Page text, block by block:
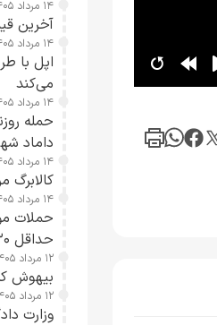
۱۴ مرداد ۱۴۰۵ / ۱۵:۴۹
آخرین قیمت
۱۴ مرداد ۱۴۰۵ / ۱۲:۱۵
اپل با
می‌کند
۱۴ مرداد ۱۴۰۵ / ۱۰:۰۵
حمله
داماد
۱۴ مرداد ۱۴۰۵ / ۰۸:۰۰
کالابرگ مرداد ۱۴۰۵ از فردا برای این
۱۴ مرداد ۱۴۰۵ / ۰۷:۴۷
حملات
حداقل ۳۰ موشک بالستیک+ ویدیو
۱۲ مرداد ۱۴۰۵ / ۱۹:۳۲
بیهوش
۱۲ مرداد ۱۴۰۵ / ۱۸:۴۷